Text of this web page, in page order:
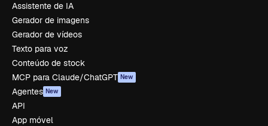
Assistente de IA
Gerador de imagens
Gerador de vídeos
Texto para voz
Conteúdo de stock
MCP para Claude/ChatGPT New
Agentes New
API
App móvel